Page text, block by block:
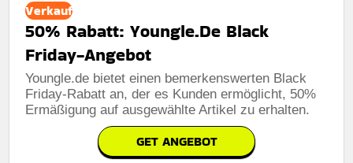
Verkauf
50% Rabatt: Youngle.De Black
Friday-Angebot
Youngle.de bietet einen bemerkenswerten Black
Friday-Rabatt an, der es Kunden ermöglicht, 50%
Ermäßigung auf ausgewählte Artikel zu erhalten.
GET ANGEBOT